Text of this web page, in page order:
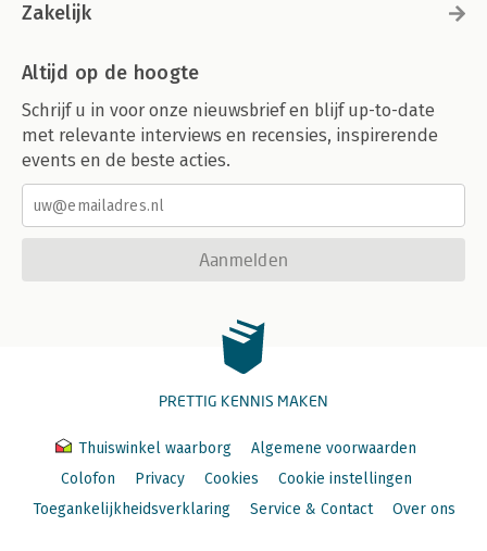
Zakelijk
Altijd op de hoogte
Schrijf u in voor onze nieuwsbrief en blijf up-to-date
met relevante interviews en recensies, inspirerende
events en de beste acties.
Aanmelden
PRETTIG KENNIS MAKEN
Thuiswinkel waarborg
Algemene voorwaarden
Colofon
Privacy Cookies
Cookie instellingen
Toegankelijkheidsverklaring
Service & Contact Over ons